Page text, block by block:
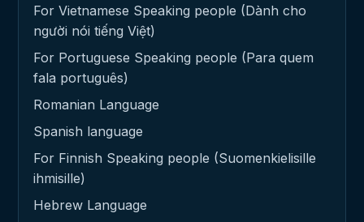
For Vietnamese Speaking people (Dành cho
người nói tiếng Việt)
For Portuguese Speaking people (Para quem
fala português)
Romanian Language
Spanish language
For Finnish Speaking people (Suomenkielisille
ihmisille)
Hebrew Language